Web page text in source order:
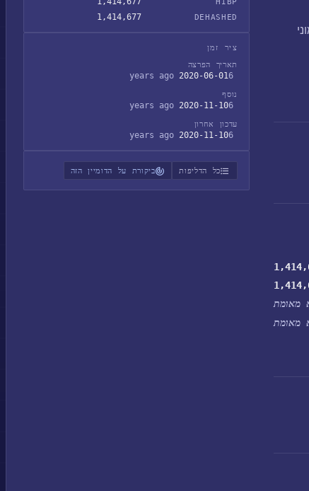
מאומת
מאומת
DEHASHED
1,414,677
ציר זמן
תאריך הפרצה
2020-06-016 years ago
נוסף
2020-11-106 years ago
עדכון אחרון
2020-11-106 years ago
כל הדליפות ביקורת על הדומיין הזה